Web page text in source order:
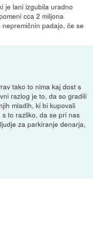
je lani izgubila uradno
cca 2 miljona
padajo, če se
tako to nima kaj dost s
razlog je to, da so gradili
mladih, ki bi kupovali
to razliko, da se pri nas
za parkiranje denarja,